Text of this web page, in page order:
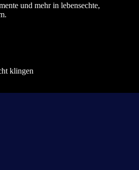
und mehr in lebensechte,
klingen